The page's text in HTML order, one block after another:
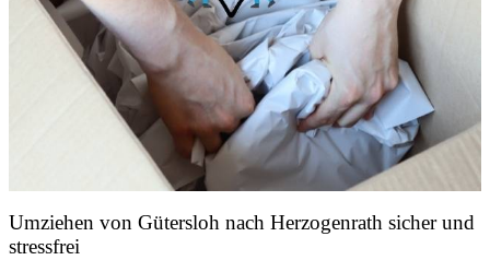
Umziehen von Gütersloh nach Herzogenrath sicher und
stressfrei